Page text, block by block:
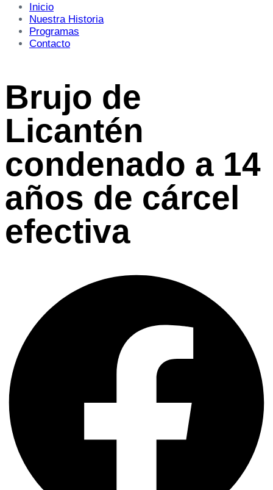
Inicio
Nuestra Historia
Programas
Contacto
Brujo de
Licantén
condenado a 14
años de cárcel
efectiva